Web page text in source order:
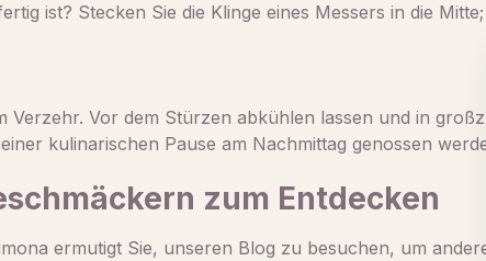
ist? Stecken Sie die Klinge eines Messers in die
Vor dem Stürzen abkühlen lassen und in
kulinarischen Pause am Nachmittag genossen
zum Entdecken
ermutigt Sie, unseren Blog zu besuchen, um